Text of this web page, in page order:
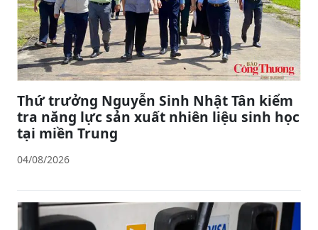
Thứ trưởng Nguyễn Sinh Nhật Tân kiểm
tra năng lực sản xuất nhiên liệu sinh học
tại miền Trung
04/08/2026